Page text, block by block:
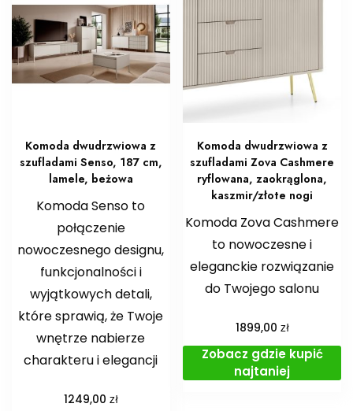
Komoda dwudrzwiowa z
szufladami Senso, 187 cm,
lamele, beżowa
Komoda Senso to
połączenie
nowoczesnego designu,
funkcjonalności i
wyjątkowych detali,
które sprawią, że Twoje
wnętrze nabierze
charakteru i elegancji
1249,00 zł
Komoda dwudrzwiowa z
szufladami Zova Cashmere
ryflowana, zaokrąglona,
kaszmir/złote nogi
Komoda Zova Cashmere
to nowoczesne i
eleganckie rozwiązanie
do Twojego salonu
1899,00 zł
Zobacz gdzie kupić
najtaniej